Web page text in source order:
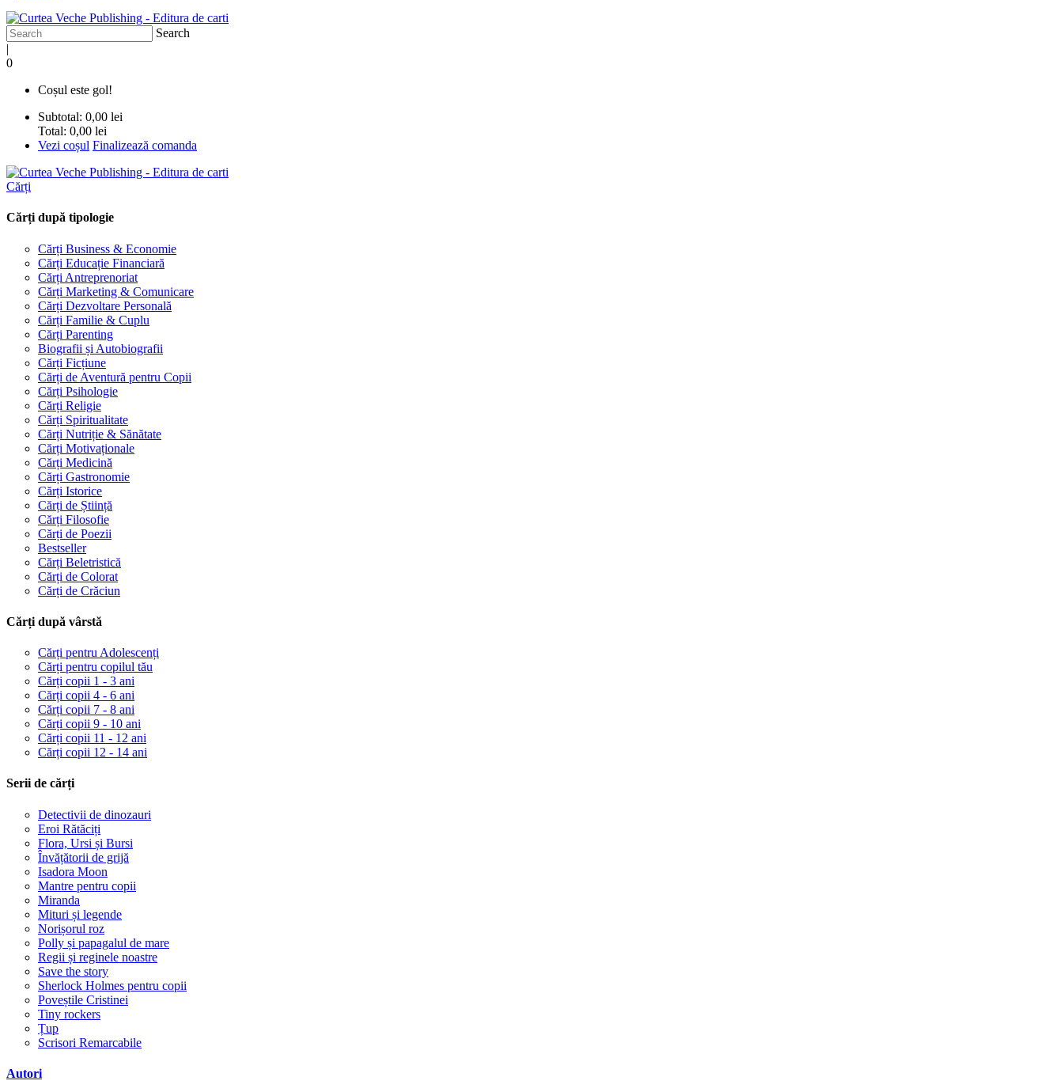
Search
|
0
Coșul este gol!
Subtotal: 0,00 lei
Total: 0,00 lei
Vezi coșul Finalizează comanda
Cărți
Cărți după tipologie
Cărți Business & Economie
Cărți Educație Financiară
Cărți Antreprenoriat
Cărți Marketing & Comunicare
Cărți Dezvoltare Personală
Cărți Familie & Cuplu
Cărți Parenting
Biografii și Autobiografii
Cărți Ficțiune
Cărți de Aventură pentru Copii
Cărți Psihologie
Cărți Religie
Cărți Spiritualitate
Cărți Nutriție & Sănătate
Cărți Motivaționale
Cărți Medicină
Cărți Gastronomie
Cărți Istorice
Cărți de Știință
Cărți Filosofie
Cărți de Poezii
Bestseller
Cărți Beletristică
Cărți de Colorat
Cărți de Crăciun
Cărți după vârstă
Cărți pentru Adolescenți
Cărți pentru copilul tău
Cărți copii 1 - 3 ani
Cărți copii 4 - 6 ani
Cărți copii 7 - 8 ani
Cărți copii 9 - 10 ani
Cărți copii 11 - 12 ani
Cărți copii 12 - 14 ani
Serii de cărți
Detectivii de dinozauri
Eroi Rătăciți
Flora, Ursi și Bursi
Învățătorii de grijă
Isadora Moon
Mantre pentru copii
Miranda
Mituri și legende
Norișorul roz
Polly și papagalul de mare
Regii și reginele noastre
Save the story
Sherlock Holmes pentru copii
Poveștile Cristinei
Tiny rockers
Țup
Scrisori Remarcabile
Autori